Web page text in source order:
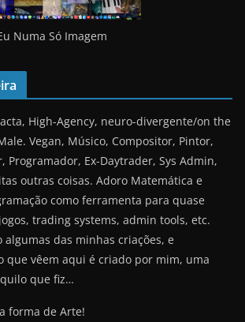
Numa Só Imagem
High-Agency, neuro-divergente/on the
Vegan, Músico, Compositor, Pintor,
Programador, Ex-Daytrader, Sys Admin,
outras coisas. Adoro Matemática e
como ferramenta para quase
trading systems, admin tools, etc.
das minhas criações, e
que vêem aqui é criado por mim, uma
que fiz…
forma de Arte!